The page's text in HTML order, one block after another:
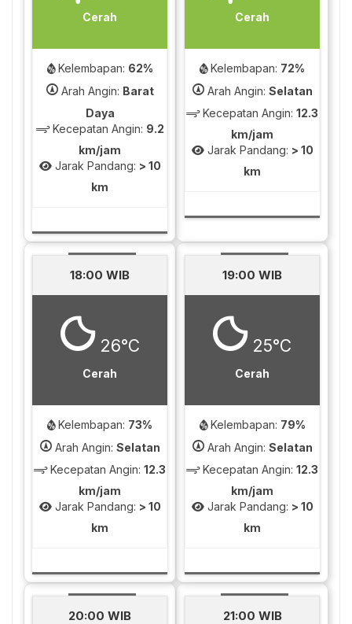
Cerah
Kelembapan: 62%
Arah Angin: Barat
Daya
Kecepatan Angin: 9.2
km/jam
Jarak Pandang: > 10
km
Cerah
Kelembapan: 72%
Arah Angin: Selatan
Kecepatan Angin: 12.3
km/jam
Jarak Pandang: > 10
km
18:00 WIB
26°C
Cerah
Kelembapan: 73%
Arah Angin: Selatan
Kecepatan Angin: 12.3
km/jam
Jarak Pandang: > 10
km
19:00 WIB
25°C
Cerah
Kelembapan: 79%
Arah Angin: Selatan
Kecepatan Angin: 12.3
km/jam
Jarak Pandang: > 10
km
20:00 WIB 21:00 WIB